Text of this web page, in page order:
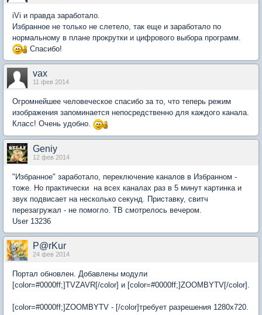
iVi и правда заработало.
Избранное не только не слетело, так еще и заработало по
нормальному в плане прокрутки и цифрового выбора программ.
Спасибо!
vax
11 фев 2014
Огромнейшее человеческое спасибо за то, что теперь режим
изображения запоминается непосредственно для каждого канала.
Класс! Очень удобно.
Geniy
12 фев 2014
"Избранное" заработало, переключение каналов в Избранном -
тоже. Но практически на всех каналах раз в 5 минут картинка и
звук подвисает на несколько секунд. Приставку, свитч
перезагружал - не помогло. ТВ смотрелось вечером.
User 13236
P@rKur
24 фев 2014
Портал обновлен. Добавлены модули
[color=#0000ff;]TVZAVR[/color] и [color=#0000ff;]ZOOMBYTV[/color].
[color=#0000ff;]ZOOMBYTV - [/color]требует разрешения 1280х720.